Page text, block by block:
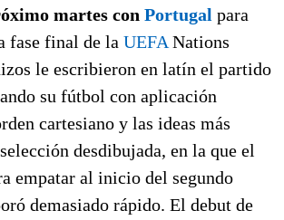
martes con Portugal para
fase final de la UEFA Nations
le escribieron en latín el partido
su fútbol con aplicación
cartesiano y las ideas más
desdibujada, en la que el
empatar al inicio del segundo
demasiado rápido. El debut de